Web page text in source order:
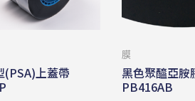
(PSA)上蓋帶
膜
黑色聚醯亞胺
PB416AB